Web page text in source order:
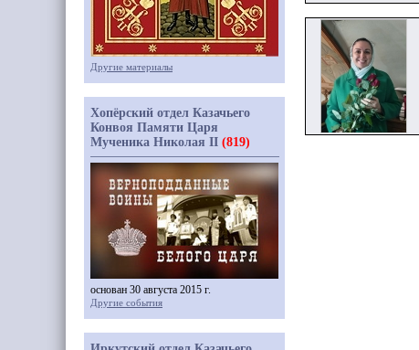
Другие материалы
Хопёрский отдел Казачьего
Конвоя Памяти Царя
Мученика Николая II (819)
основан 30 августа 2015 г.
Другие события